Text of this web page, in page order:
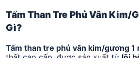
Tấm Than Tre Phủ Vân Kim/
Gì?
Tấm than tre phủ vân kim/gương 1